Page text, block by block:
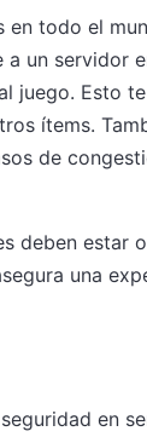
en todo el
un servidor
juego. Esto
ítems.
de
deben estar
una
en